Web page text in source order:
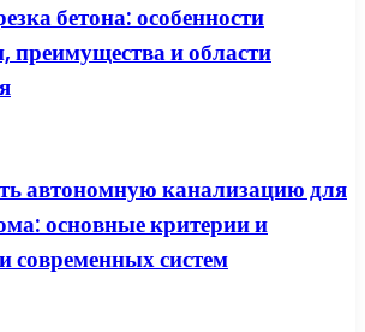
бетона: особенности
преимущества и области
автономную канализацию для
основные критерии и
современных систем